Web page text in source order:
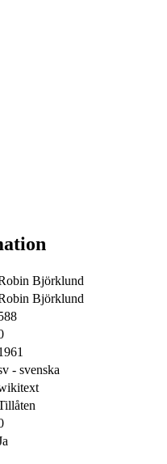
Björklund
Björklund
- svenska